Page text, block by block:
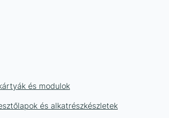
és modulok
és alkatrészkészletek